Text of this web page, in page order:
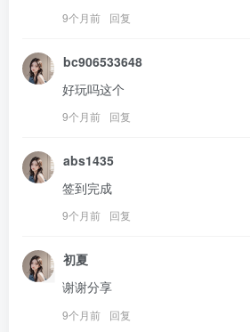
9个月前 回复
bc906533648
好玩吗这个
9个月前 回复
abs1435
签到完成
9个月前 回复
初夏
谢谢分享
9个月前 回复